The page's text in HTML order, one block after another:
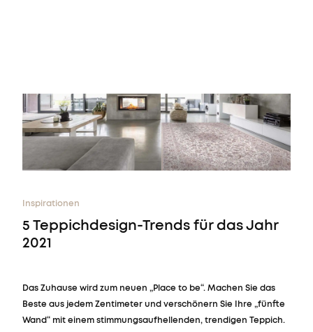
Inspirationen
5 Teppichdesign-Trends für das Jahr
2021
Das Zuhause wird zum neuen „Place to be“. Machen Sie das
Beste aus jedem Zentimeter und verschönern Sie Ihre „fünfte
Wand“ mit einem stimmungsaufhellenden, trendigen Teppich.